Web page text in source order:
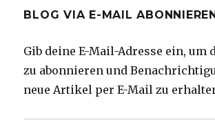
BLOG VIA E-MAIL
Gib deine E-Mail-Adresse ein, um
zu abonnieren und
neue Artikel per E-Mail zu